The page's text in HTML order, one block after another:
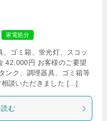
家電処分
ゴミ箱、蛍光灯、スコッ
42,000円 お客様のご要望
ンク、調理器具、ゴミ箱等
談いただきました […]
む